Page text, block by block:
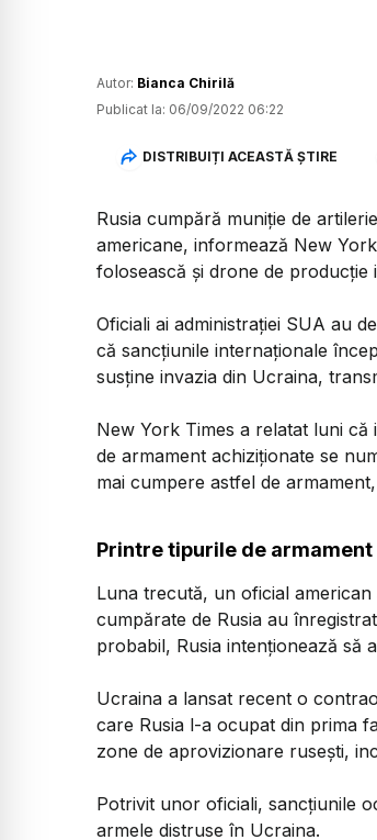
Autor: Bianca Chirilă
Publicat la: 06/09/2022 06:22
DISTRIBUIȚI ACEASTĂ ȘTIRE
Rusia cumpără muniţie de
americane, informează New
folosească şi drone de producţie
Oficiali ai administraţiei SUA au
că sancţiunile internaţionale
susţine invazia din Ucraina,
New York Times a relatat luni
de armament achiziţionate se
mai cumpere astfel de
Printre tipurile de
Luna trecută, un oficial
cumpărate de Rusia au
probabil, Rusia intenţionează să
Ucraina a lansat recent o
care Rusia l-a ocupat din prima
zone de aprovizionare ruseşti,
Potrivit unor oficiali, sancţiunile
armele distruse în Ucraina.